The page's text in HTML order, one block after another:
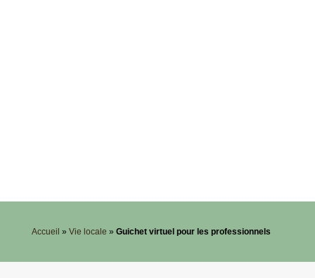
Accueil » Vie locale » Guichet virtuel pour les professionnels